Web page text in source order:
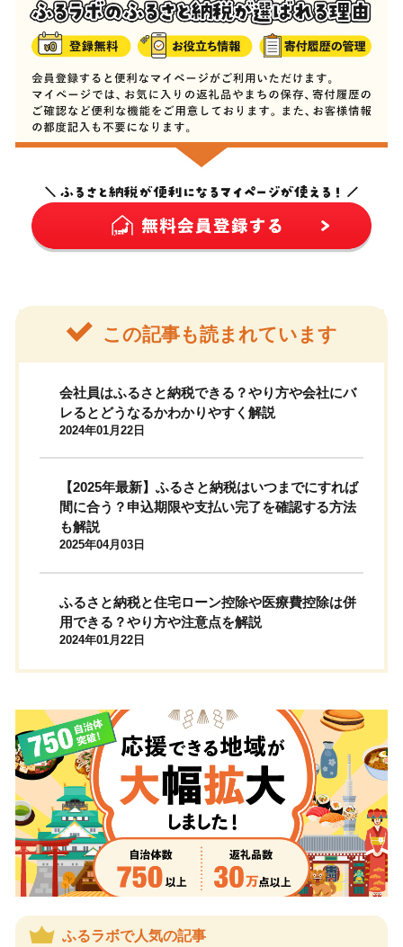
この記事も読まれています
会社員はふるさと納税できる？やり方や会社にバ
レるとどうなるかわかりやすく解説
2024年01月22日
【2025年最新】ふるさと納税はいつまでにすれば
間に合う？申込期限や支払い完了を確認する方法
も解説
2025年04月03日
ふるさと納税と住宅ローン控除や医療費控除は併
用できる？やり方や注意点を解説
2024年01月22日
ふるラボで人気の記事